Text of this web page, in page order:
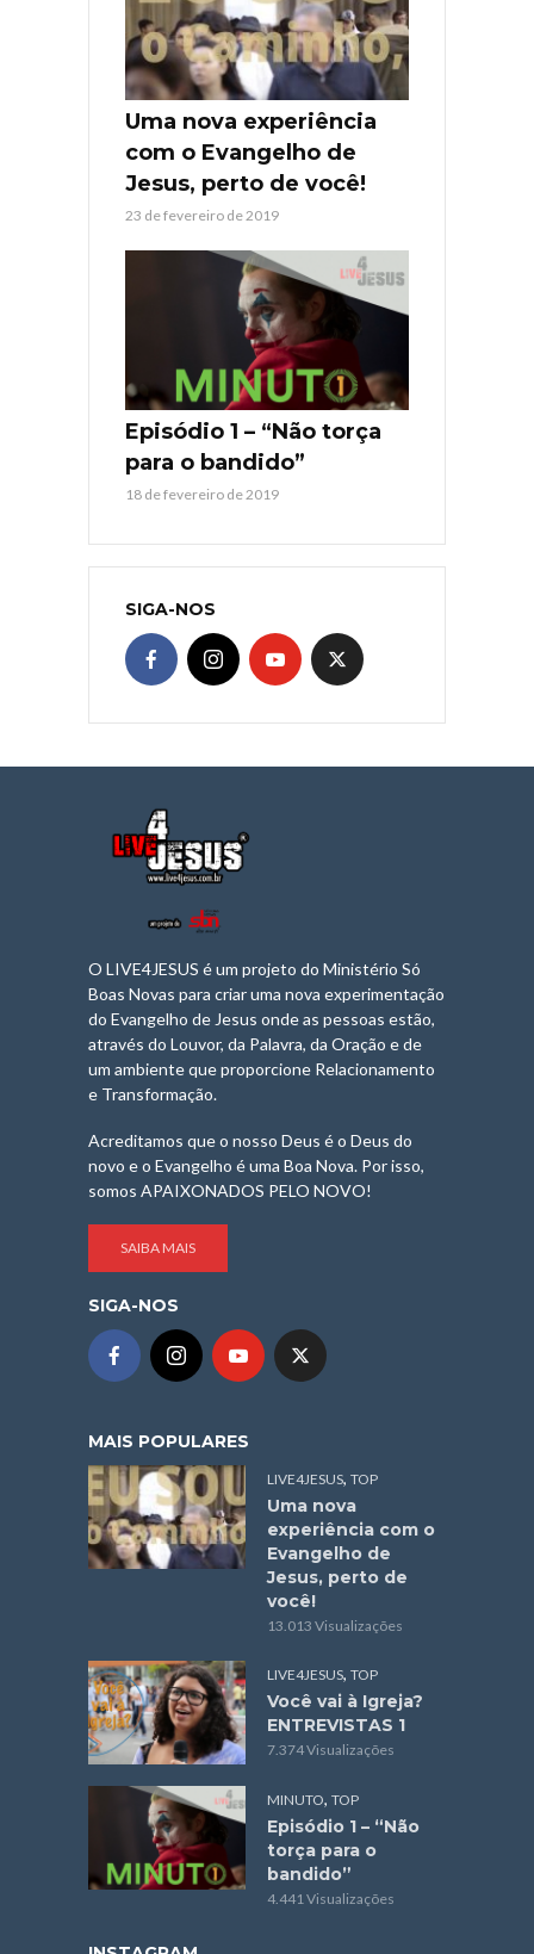
Uma nova experiência
com o Evangelho de
Jesus, perto de você!
23 de fevereiro de 2019
Episódio 1 – “Não torça
para o bandido”
18 de fevereiro de 2019
SIGA-NOS
O LIVE4JESUS é um projeto do Ministério Só
Boas Novas para criar uma nova experimentação
do Evangelho de Jesus onde as pessoas estão,
através do Louvor, da Palavra, da Oração e de
um ambiente que proporcione Relacionamento
e Transformação.
Acreditamos que o nosso Deus é o Deus do
novo e o Evangelho é uma Boa Nova. Por isso,
somos APAIXONADOS PELO NOVO!
SAIBA MAIS
SIGA-NOS
MAIS POPULARES
LIVE4JESUS, TOP
Uma nova
experiência com o
Evangelho de
Jesus, perto de
você!
13.013 Visualizações
LIVE4JESUS, TOP
Você vai à Igreja?
ENTREVISTAS 1
7.374 Visualizações
MINUTO, TOP
Episódio 1 – “Não
torça para o
bandido”
4.441 Visualizações